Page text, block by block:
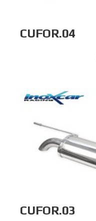
CUFOR.04
CUFOR.03